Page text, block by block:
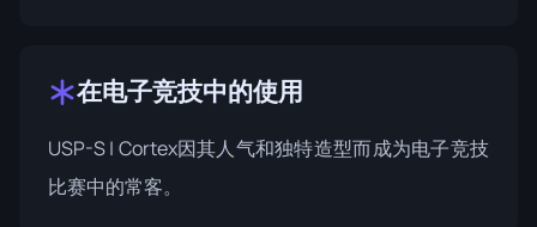
在电子竞技中的使用
USP-S | Cortex因其人气和独特造型而成为电子竞技
比赛中的常客。